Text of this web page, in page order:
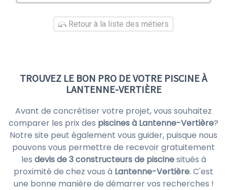
Retour à la liste des métiers
TROUVEZ LE BON PRO DE VOTRE PISCINE À
LANTENNE-VERTIÈRE
Avant de concrétiser votre projet, vous souhaitez
comparer les prix des piscines à Lantenne-Vertière?
Notre site peut également vous guider, puisque nous
pouvons vous permettre de recevoir gratuitement
les devis de 3 constructeurs de piscinesitués à
proximité de chez vous à Lantenne-Vertière. C'est
une bonne manière de démarrer vos recherches !